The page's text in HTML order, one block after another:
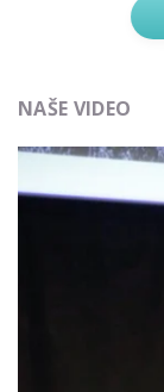
NAŠE VIDEO